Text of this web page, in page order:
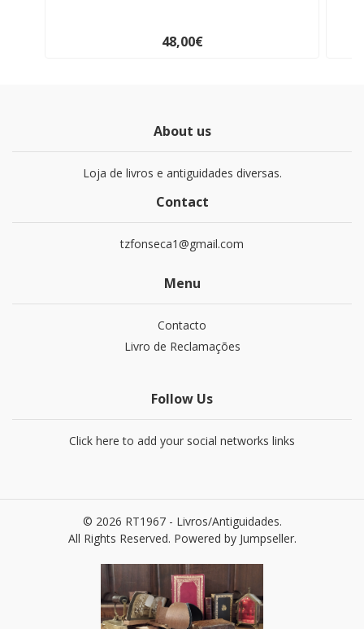
48,00€
About us
Loja de livros e antiguidades diversas.
Contact
tzfonseca1@gmail.com
Menu
Contacto
Livro de Reclamações
Follow Us
Click here to add your social networks links
© 2026 RT1967 - Livros/Antiguidades.
All Rights Reserved. Powered by Jumpseller.